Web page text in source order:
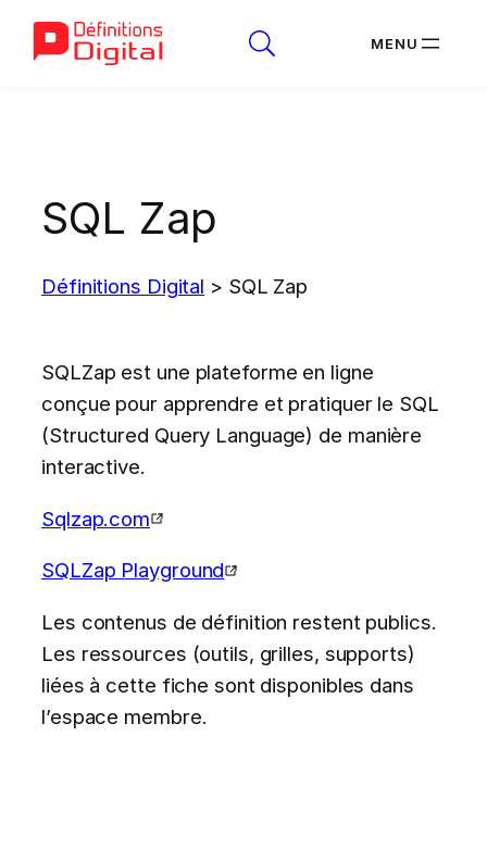
SQL Zap
Définitions Digital > SQL Zap
SQLZap est une plateforme en ligne
conçue pour apprendre et pratiquer le SQL
(Structured Query Language) de manière
interactive.
Sqlzap.com
SQLZap Playground
Les contenus de définition restent publics.
Les ressources (outils, grilles, supports)
liées à cette fiche sont disponibles dans
l’espace membre.